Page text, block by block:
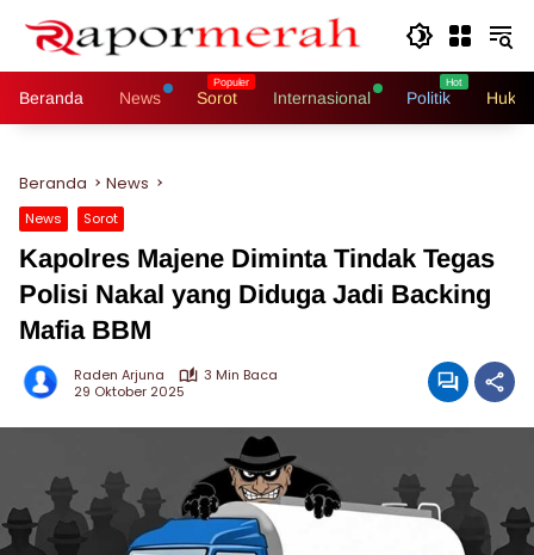
Beranda News Sorot Internasional Politik
Beranda News
News Sorot
Kapolres Majene Diminta Tindak Tegas
Polisi Nakal yang Diduga Jadi Backing
Mafia BBM
Raden Arjuna
3 Min Baca
29 Oktober 2025